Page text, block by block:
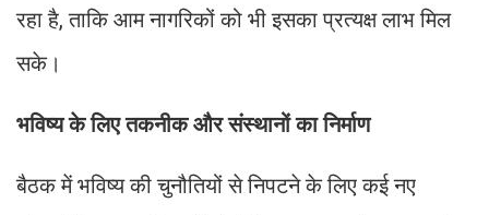
रहा है, ताकि आम नागरिकों को भी इसका प्रत्यक्ष लाभ मिल
सके।
भविष्य के लिए तकनीक और संस्थानों का निर्माण
बैठक में भविष्य की चुनौतियों से निपटने के लिए कई नए